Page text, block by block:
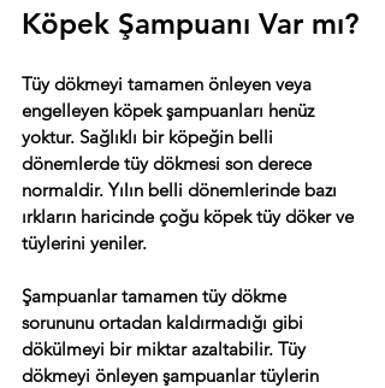
Köpek Şampuanı Var mı?
Tüy dökmeyi tamamen önleyen veya
engelleyen köpek şampuanları henüz
yoktur. Sağlıklı bir köpeğin belli
dönemlerde tüy dökmesi son derece
normaldir. Yılın belli dönemlerinde bazı
ırkların haricinde çoğu köpek tüy döker ve
tüylerini yeniler.
Şampuanlar tamamen tüy dökme
sorununu ortadan kaldırmadığı gibi
dökülmeyi bir miktar azaltabilir. Tüy
dökmeyi önleyen şampuanlar tüylerin